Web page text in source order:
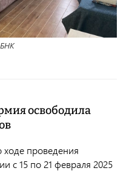
освободила
проведения
с 15 по 21 февраля 2025